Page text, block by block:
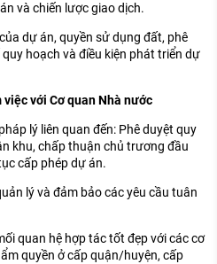
và chiến lược giao dịch.
dự án, quyền sử dụng đất, phê
hoạch và điều kiện phát triển dự
việc với Cơ quan Nhà nước
lý liên quan đến: Phê duyệt quy
khu, chấp thuận chủ trương đầu
cấp phép dự án.
lý và đảm bảo các yêu cầu tuân
quan hệ hợp tác tốt đẹp với các cơ
quyền ở cấp quận/huyện, cấp